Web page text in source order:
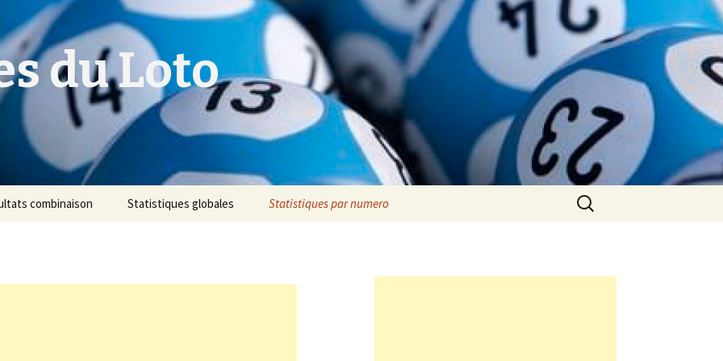
du Loto
combinaison Statistiques globales Statistiques par numero
Rechercher :